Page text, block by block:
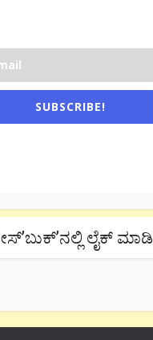
SUBSCRIBE!
ಲೈಕ್ ಮಾಡಿ